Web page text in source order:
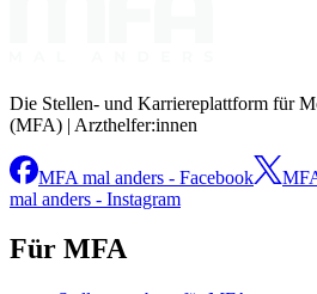
Die Stellen- und Karriereplattform für
(MFA) | Arzthelfer:innen
MFA mal anders - Facebook
mal anders - Instagram
Für MFA